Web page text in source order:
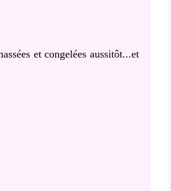
et congelées aussitôt...et